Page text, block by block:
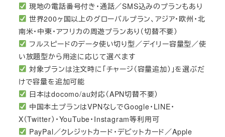
現地の電話番号付き・通話／SMS込みのプランもあり
世界200ヶ国以上のグローバルプラン、アジア・欧州・北
南米・中東・アフリカの周遊プランあり（切替不要）
フルスピードのデータ使い切り型／デイリー容量型／使
い放題型から用途に応じて選べます
対象プランは注文時に「チャージ（容量追加）」を選ぶだ
けで容量を追加可能
日本はdocomo/au対応（APN切替不要）
中国本土プランはVPNなしでGoogle・LINE・
X（Twitter）・YouTube・Instagram等利用可
PayPal／クレジットカード・デビットカード／Apple